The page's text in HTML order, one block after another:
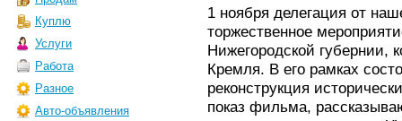
Куплю
Услуги
Работа
Разное
Авто-объявления
1 ноября делегация от
торжественное
Нижегородской губернии,
Кремля. В его рамках
реконструкция
показ фильма,